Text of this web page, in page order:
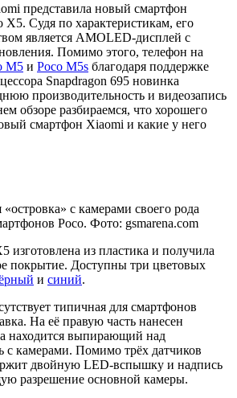
представила новый смартфон
X5. Судя по характеристикам, его
является AMOLED-дисплей с
Помимо этого, телефон на
M5 и Poco M5s благодаря поддержке
Snapdragon 695 новинка
производительность и видеозапись
обзоре разбираемся, что хорошего
смартфон Xiaomi и какие у него
«островка» с камерами своего рода
Poco. Фото: gsmarena.com
изготовлена из пластика и получила
покрытие. Доступны три цветовых
и синий.
типичная для смартфонов
На её правую часть нанесен
находится выпирающий над
с камерами. Помимо трёх датчиков
двойную LED-вспышку и надпись
разрешение основной камеры.